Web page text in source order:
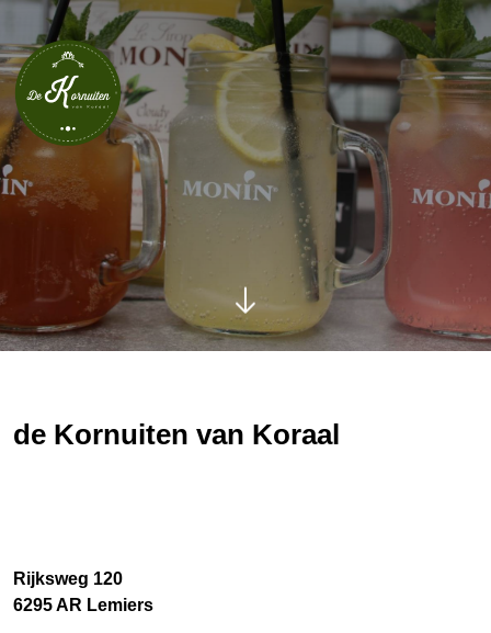
de Kornuiten van Koraal
Rijksweg 120
6295 AR Lemiers